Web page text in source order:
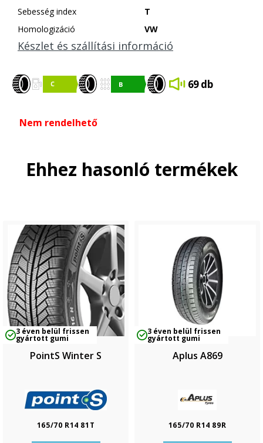
Sebesség index
T
Homologizáció
VW
Készlet és szállítási információ
69 db
Nem rendelhető
Ehhez hasonló termékek
3 éven belül frissen
gyártott gumi
PointS Winter S
165/70 R14 81T
3 éven belül frissen
gyártott gumi
Aplus A869
165/70 R14 89R